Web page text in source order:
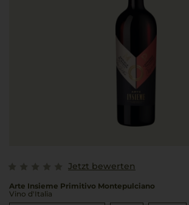
Jetzt bewerten
Arte Insieme Primitivo Montepulciano
Vino d'Italia